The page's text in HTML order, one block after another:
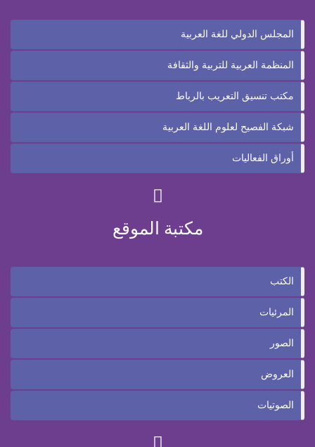
المجلس الدولي للغة العربية
المنظمة العربية للتربية والثقافة
مكتب تنسيق التعريب بالرباط
شبكة الفصيح لعلوم اللغة العربية
أوراق الفعاليات
مكتبة الموقع
الكتب
المرئيات
الصور
العروض
الصوتيات